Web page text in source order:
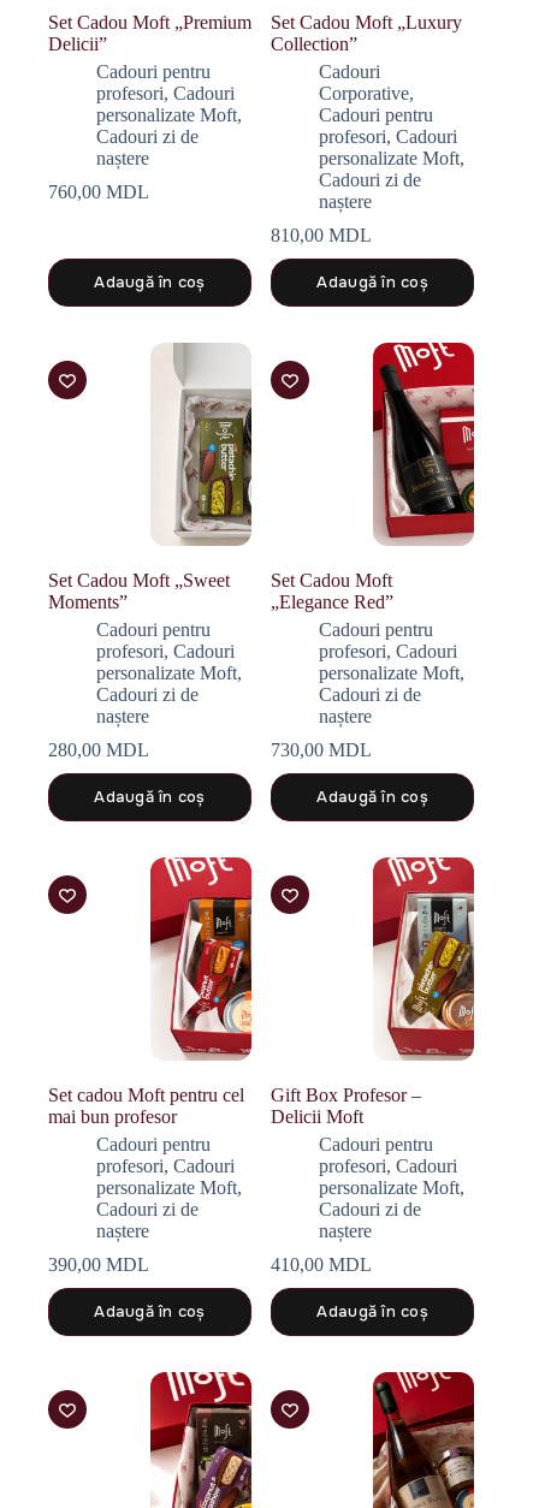
Set Cadou Moft „Premium
Delicii”
Cadouri pentru
profesori, Cadouri
personalizate Moft,
Cadouri zi de
naștere
760,00 MDL
Adaugă în coș
Set Cadou Moft „Luxury
Collection”
Cadouri
Corporative,
Cadouri pentru
profesori,Cadouri
personalizate Moft,
Cadouri zi de
naștere
810,00MDL
Adaugă în coș
Set Cadou Moft „Sweet
Moments”
Cadouri pentru
profesori, Cadouri
personalizate Moft,
Cadouri zi de
naștere
280,00 MDL
Adaugă în coș
Set Cadou Moft
„Elegance Red”
Cadouri pentru
profesori,Cadouri
personalizate Moft,
Cadouri zi de
naștere
730,00MDL
Adaugă în coș
Set cadou Moft pentru cel
mai bun profesor
Cadouri pentru
profesori, Cadouri
personalizate Moft,
Cadouri zi de
naștere
390,00 MDL
Adaugă în coș
Gift Box Profesor –
Delicii Moft
Cadouri pentru
profesori,Cadouri
personalizate Moft,
Cadouri zi de
naștere
410,00MDL
Adaugă în coș